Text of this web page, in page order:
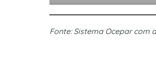
Fonte: Sistema Ocepar com